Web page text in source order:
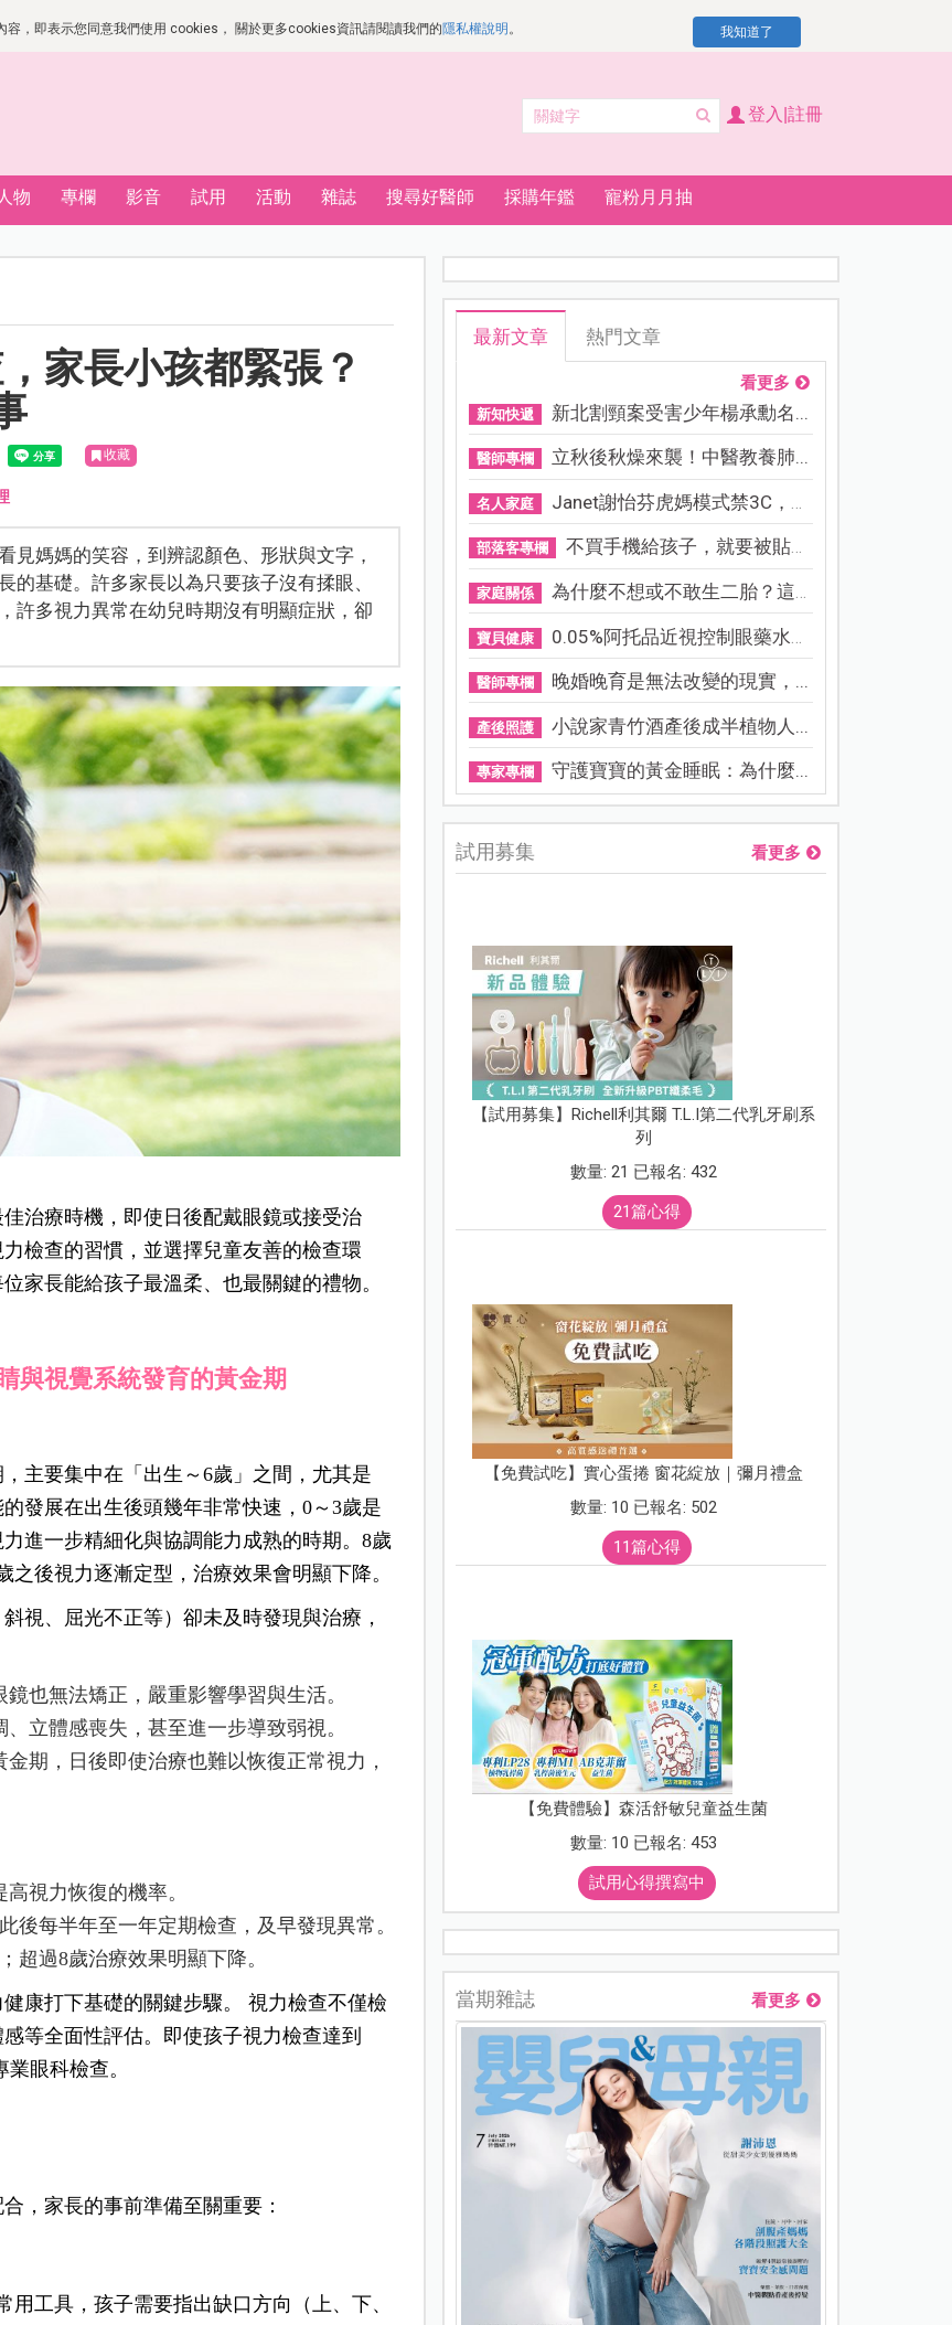
，即表示您同意我們使用 cookies， 關於更多cookies資訊請閱讀我們的隱私權說明 。 我知道了
登入|註冊
物 專欄 影音 試用 活動 雜誌 搜尋好醫師 採購年鑑 寵粉月月抽
家長小孩都緊張？
收藏
見媽媽的笑容，到辨認顏色、形狀與文字，
基礎。許多家長以為只要孩子沒有揉眼、
許多視力異常在幼兒時期沒有明顯症狀，卻
治療時機，即使日後配戴眼鏡或接受治
檢查的習慣，並選擇兒童友善的檢查環
家長能給孩子最溫柔、也最關鍵的禮物。
與視覺系統發育的黃金期
主要集中在「出生～6歲」之間，尤其是
發展在出生後頭幾年非常快速，0～3歲是
進一步精細化與協調能力成熟的時期。8歲
後視力逐漸定型，治療效果會明顯下降。
視、屈光不正等）卻未及時發現與治療，
也無法矯正，嚴重影響學習與生活。
立體感喪失，甚至進一步導致弱視。
期，日後即使治療也難以恢復正常視力，
視力恢復的機率。
後每半年至一年定期檢查，及早發現異常。
超過8歲治療效果明顯下降。
康打下基礎的關鍵步驟。 視力檢查不僅檢
等全面性評估。即使孩子視力檢查達到
眼科檢查。
，家長的事前準備至關重要：
工具，孩子需要指出缺口方向（上、下、
最新文章 熱門文章
看更多
新知快遞 新北割頸案受害少年楊承勳名...
醫師專欄 立秋後秋燥來襲！中醫教養肺...
名人家庭 Janet謝怡芬虎媽模式禁3C，看...
部落客專欄 不買手機給孩子，就要被貼「...
家庭關係 為什麼不想或不敢生二胎？這8...
寶貝健康 0.05%阿托品近視控制眼藥水納...
醫師專欄 晚婚晚育是無法改變的現實，...
產後照護 小說家青竹酒產後成半植物人...
專家專欄 守護寶寶的黃金睡眠：為什麼...
試用募集 看更多
【試用募集】Richell利其爾 T.L.I第二代乳牙刷系
列
數量: 21 已報名: 432
21篇心得
【免費試吃】實心蛋捲 窗花綻放｜彌月禮盒
數量: 10 已報名: 502
11篇心得
【免費體驗】森活舒敏兒童益生菌
數量: 10 已報名: 453
試用心得撰寫中
當期雜誌 看更多